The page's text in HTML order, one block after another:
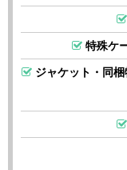
特殊ケ
ジャケット・同